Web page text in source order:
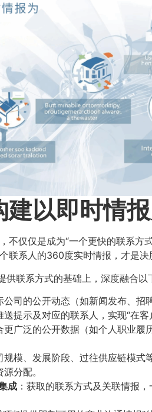
建以即时情
不仅仅是成为“一个更快的联系方
联系人的360度实时情报，才是决
供联系方式的基础上，深度融合以
公司的公开动态（如新闻发布、
提示及对应的联系人，实现“在客
更广泛的公开数据（如个人职业
规模、发展阶段、过往供应链模式
分配。
成 ：获取的联系方式及关联情报